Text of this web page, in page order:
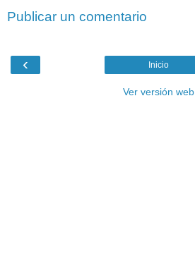
Publicar un comentario
‹ Inicio
Ver versión web